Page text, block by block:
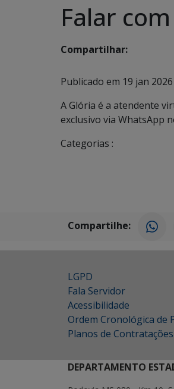
Falar
Compartilhar:
Publicado em 19 jan 2026
A Glória é a atendente
exclusivo via WhatsApp
Categorias :
Compartilhe:
LGPD
Fala Servidor
Acessibilidade
Ordem Cronológica de
Planos de
DEPARTAMENTO